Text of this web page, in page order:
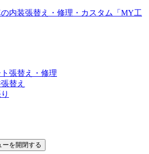
張替え・修理
替え
ーを開閉する